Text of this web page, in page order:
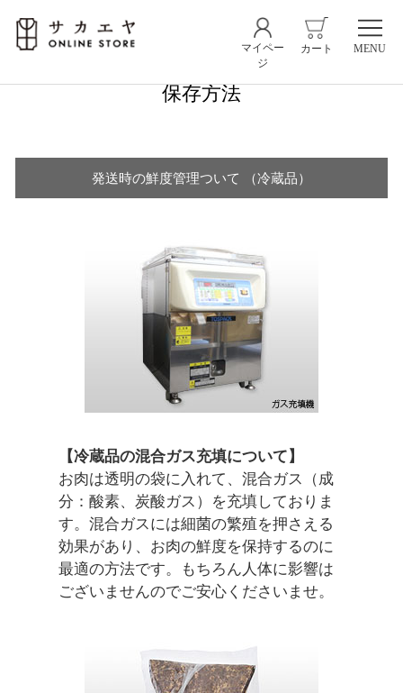
マイペー
ジ
カート MENU
保存方法
発送時の鮮度管理ついて （冷蔵品）
【冷蔵品の混合ガス充填について】
お肉は透明の袋に入れて、混合ガス（成
分：酸素、炭酸ガス）を充填しておりま
す。混合ガスには細菌の繁殖を押さえる
効果があり、お肉の鮮度を保持するのに
最適の方法です。もちろん人体に影響は
ございませんのでご安心くださいませ。